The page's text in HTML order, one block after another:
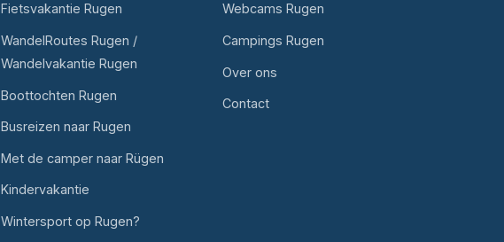
Fietsvakantie Rugen
WandelRoutes Rugen /
Wandelvakantie Rugen
Boottochten Rugen
Busreizen naar Rugen
Met de camper naar Rügen
Kindervakantie
Wintersport op Rugen?
Webcams Rugen
Campings Rugen
Over ons
Contact